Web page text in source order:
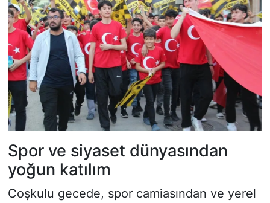
Spor ve siyaset dünyasından
yoğun katılım
Coşkulu gecede, spor camiasından ve yerel